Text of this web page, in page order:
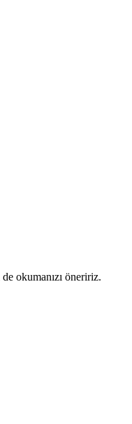
okumanızı öneririz.